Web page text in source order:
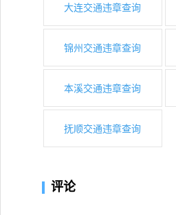
大连交通违章查询
锦州交通违章查询
本溪交通违章查询
抚顺交通违章查询
评论